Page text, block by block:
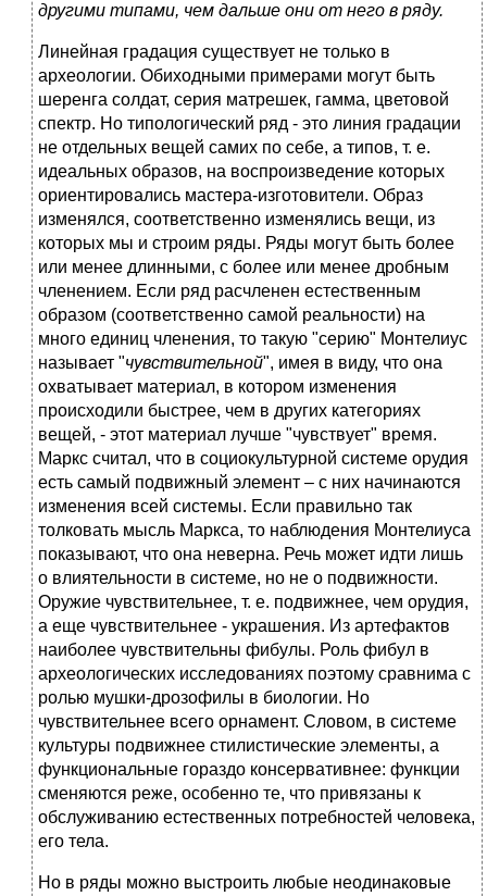
другими типами, чем дальше они от него в ряду.
Линейная градация существует не только в
археологии. Обиходными примерами могут быть
шеренга солдат, серия матрешек, гамма, цветовой
спектр. Но типологический ряд - это линия градации
не отдельных вещей самих по себе, а типов, т. е.
идеальных образов, на воспроизведение которых
ориентировались мастера-изготовители. Образ
изменялся, соответственно изменялись вещи, из
которых мы и строим ряды. Ряды могут быть более
или менее длинными, с более или менее дробным
членением. Если ряд расчленен естественным
образом (соответственно самой реальности) на
много единиц членения, то такую "серию" Монтелиус
называет "чувствительной", имея в виду, что она
охватывает материал, в котором изменения
происходили быстрее, чем в других категориях
вещей, - этот материал лучше "чувствует" время.
Маркс считал, что в социокультурной системе орудия
есть самый подвижный элемент – с них начинаются
изменения всей системы. Если правильно так
толковать мысль Маркса, то наблюдения Монтелиуса
показывают, что она неверна. Речь может идти лишь
о влиятельности в системе, но не о подвижности.
Оружие чувствительнее, т. е. подвижнее, чем орудия,
а еще чувствительнее - украшения. Из артефактов
наиболее чувствительны фибулы. Роль фибул в
археологических исследованиях поэтому сравнима с
ролью мушки-дрозофилы в биологии. Но
чувствительнее всего орнамент. Словом, в системе
культуры подвижнее стилистические элементы, а
функциональные гораздо консервативнее: функции
сменяются реже, особенно те, что привязаны к
обслуживанию естественных потребностей человека,
его тела.
Но в ряды можно выстроить любые неодинаковые